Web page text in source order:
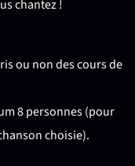
chantez !
ou non des cours de
8 personnes (pour
choisie).